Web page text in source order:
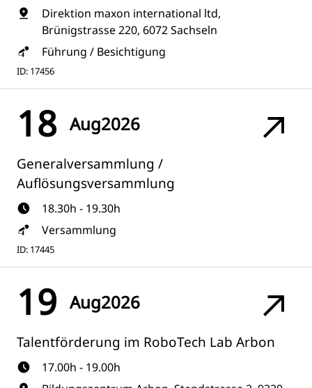
Direktion maxon international ltd,
Brünigstrasse 220, 6072 Sachseln
Führung / Besichtigung
ID: 17456
18 Aug2026
Generalversammlung /
Auflösungsversammlung
18.30h - 19.30h
Versammlung
ID: 17445
19 Aug2026
Talentförderung im RoboTech Lab Arbon
17.00h - 19.00h